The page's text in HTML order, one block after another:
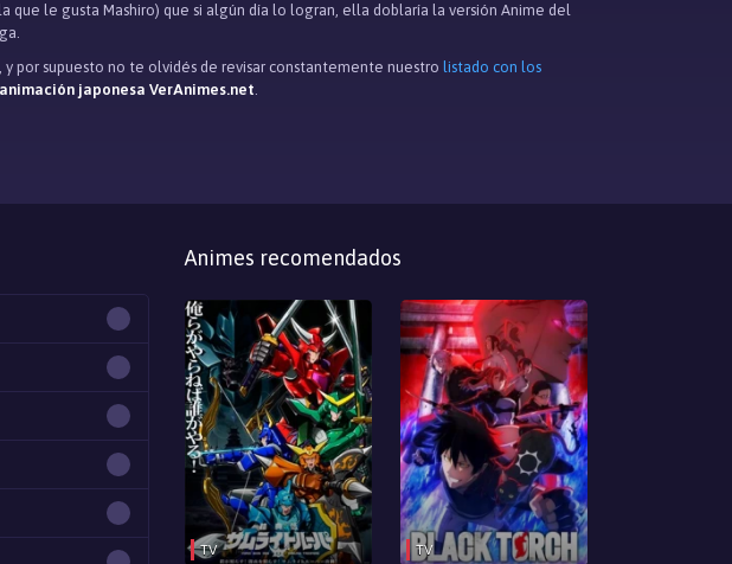
le gusta Mashiro) que si algún día lo logran, ella doblaría la versión Anime del
, y por supuesto no te olvidés de revisar constantemente nuestro listado con los
japonesa VerAnimes.net.
Animes recomendados
TV TV